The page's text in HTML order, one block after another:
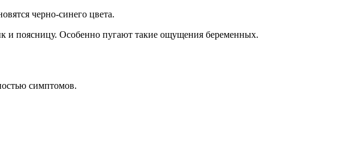
черно-синего цвета.
и поясницу. Особенно пугают такие ощущения беременных.
симптомов.